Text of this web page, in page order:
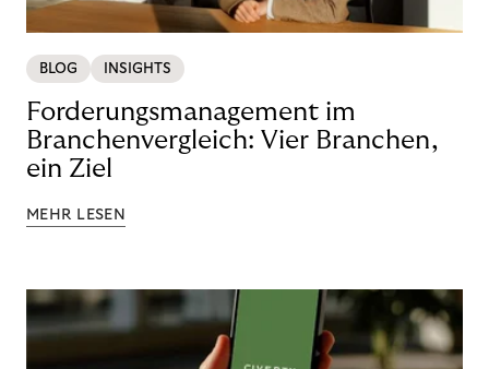
BLOG INSIGHTS
Forderungsmanagement im
Branchenvergleich: Vier Branchen,
ein Ziel
MEHR LESEN